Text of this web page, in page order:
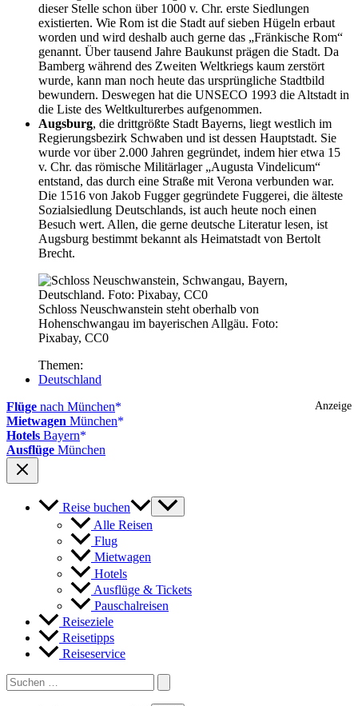
dieser Stelle schon über 1000 v. Chr. erste Siedlungen
existierten. Wie Rom ist die Stadt auf sieben Hügeln erbaut
worden und wird deshalb auch gerne das „Fränkische Rom“
genannt. Über tausend Jahre Baukunst prägen die Stadt. Da
Bamberg während des Zweiten Weltkriegs kaum zerstört
wurde, kann man noch heute das ursprüngliche Stadtbild
bewundern. Deswegen hat die UNSECO 1993 die Altstadt in
die Liste des Weltkulturerbes aufgenommen.
Augsburg, die drittgrößte Stadt Bayerns, liegt westlich im
Regierungsbezirk Schwaben und ist dessen Hauptstadt. Sie
wurde vor über 2.000 Jahren gegründet, indem hier etwa 15
v. Chr. das römische Militärlager „Augusta Vindelicum“
entstand, das durch eine Straße mit Verona verbunden war.
Die 1516 von Jakob Fugger gegründete Fuggerei, die älteste
Sozialsiedlung Deutschlands, ist auch heute noch einen
Besuch wert. Allen, die gerne deutsche Literatur lesen, ist
Augsburg bestimmt bekannt als Heimatstadt von Bertolt
Brecht.
Schloss Neuschwanstein steht oberhalb von
Hohenschwangau im bayerischen Allgäu. Foto:
Pixabay, CC0
Themen:
Deutschland
Anzeige
Flüge nach München
Mietwagen München
Hotels Bayern
Ausflüge München
Reise buchen
Alle Reisen
Flug
Mietwagen
Hotels
Ausflüge & Tickets
Pauschalreisen
Reiseziele
Reisetipps
Reiseservice
Search
for: